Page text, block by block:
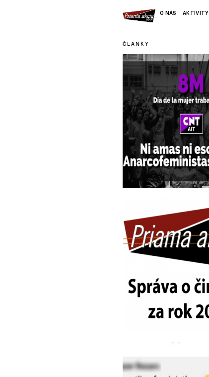
O NÁS AKTIVITY
ČLÁNKY